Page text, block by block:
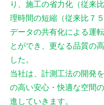
り、施工の省力化（従来
理時間の短縮（従来比７
データの共有化による運
とができ、更なる品質の
した。
当社は、計測工法の開発
の高い安心・快適な空間
進していきます。